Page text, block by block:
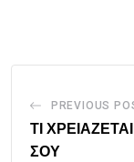
PREVIOUS
ΤΙ
ΣΟΥ